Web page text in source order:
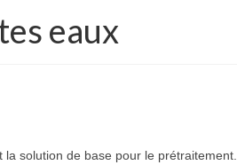
eaux
solution de base pour le